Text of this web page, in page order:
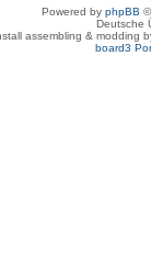
Powered by phpBB
Deutsche
assembling & modding
board3